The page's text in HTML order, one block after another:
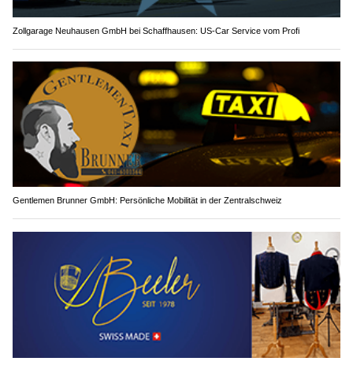
Zollgarage Neuhausen GmbH bei Schaffhausen: US-Car Service vom Profi
Gentlemen Brunner GmbH: Persönliche Mobilität in der Zentralschweiz